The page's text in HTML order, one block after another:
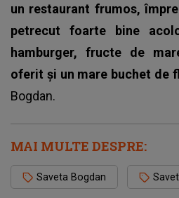
un restaurant frumos,
petrecut foarte bine
hamburger, fructe de
oferit și un mare buchet de
Bogdan.
MAI MULTE DESPRE:
Saveta Bogdan